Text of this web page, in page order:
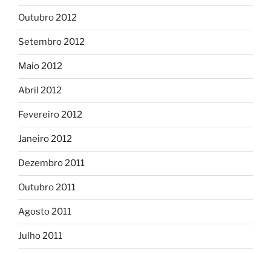
Outubro 2012
Setembro 2012
Maio 2012
Abril 2012
Fevereiro 2012
Janeiro 2012
Dezembro 2011
Outubro 2011
Agosto 2011
Julho 2011